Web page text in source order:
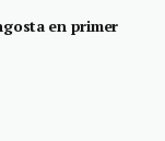
en primer